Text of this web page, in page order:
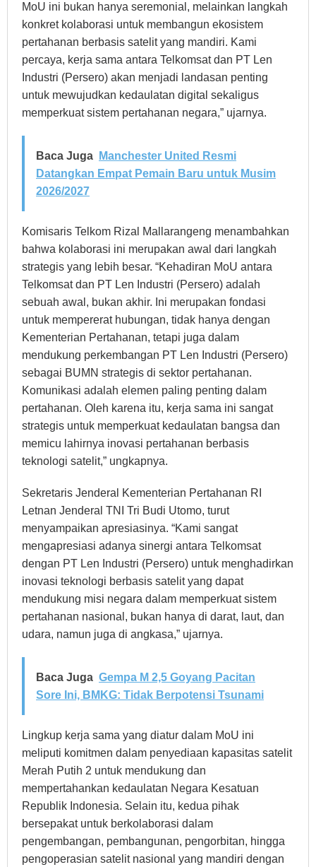
MoU ini bukan hanya seremonial, melainkan langkah
konkret kolaborasi untuk membangun ekosistem
pertahanan berbasis satelit yang mandiri. Kami
percaya, kerja sama antara Telkomsat dan PT Len
Industri (Persero) akan menjadi landasan penting
untuk mewujudkan kedaulatan digital sekaligus
memperkuat sistem pertahanan negara,” ujarnya.
Baca Juga
Manchester United Resmi
Datangkan Empat Pemain Baru untuk Musim
2026/2027
Komisaris Telkom Rizal Mallarangeng menambahkan
bahwa kolaborasi ini merupakan awal dari langkah
strategis yang lebih besar. “Kehadiran MoU antara
Telkomsat dan PT Len Industri (Persero) adalah
sebuah awal, bukan akhir. Ini merupakan fondasi
untuk mempererat hubungan, tidak hanya dengan
Kementerian Pertahanan, tetapi juga dalam
mendukung perkembangan PT Len Industri (Persero)
sebagai BUMN strategis di sektor pertahanan.
Komunikasi adalah elemen paling penting dalam
pertahanan. Oleh karena itu, kerja sama ini sangat
strategis untuk memperkuat kedaulatan bangsa dan
memicu lahirnya inovasi pertahanan berbasis
teknologi satelit,” ungkapnya.
Sekretaris Jenderal Kementerian Pertahanan RI
Letnan Jenderal TNI Tri Budi Utomo, turut
menyampaikan apresiasinya. “Kami sangat
mengapresiasi adanya sinergi antara Telkomsat
dengan PT Len Industri (Persero) untuk menghadirkan
inovasi teknologi berbasis satelit yang dapat
mendukung misi negara dalam memperkuat sistem
pertahanan nasional, bukan hanya di darat, laut, dan
udara, namun juga di angkasa,” ujarnya.
Baca Juga Gempa M 2,5 Goyang Pacitan
Sore Ini, BMKG: Tidak Berpotensi Tsunami
Lingkup kerja sama yang diatur dalam MoU ini
meliputi komitmen dalam penyediaan kapasitas satelit
Merah Putih 2 untuk mendukung dan
mempertahankan kedaulatan Negara Kesatuan
Republik Indonesia. Selain itu, kedua pihak
bersepakat untuk berkolaborasi dalam
pengembangan, pembangunan, pengorbitan, hingga
pengoperasian satelit nasional yang mandiri dengan